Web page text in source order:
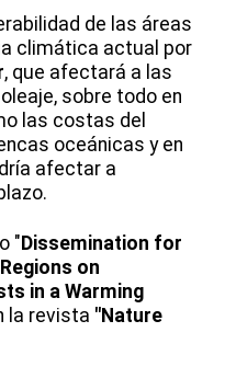
de las áreas
climática actual por
, que afectará a las
sobre todo en
las costas del
oceánicas y en
afectar a
" Dissemination for
on
in a Warming
la revista "Nature